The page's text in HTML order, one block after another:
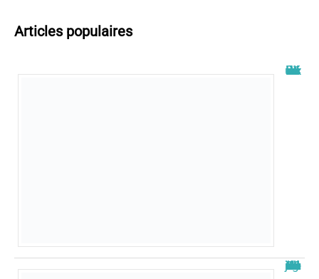
Articles populaires
Wiflix nouvelle adresse : découvrez les dernières informations
Nouvelle adresse de zone de téléchargement : Guide 2026 à jour